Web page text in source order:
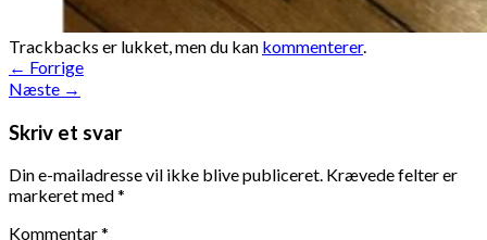
Trackbacks er lukket, men du kan kommenterer.
← Forrige
Næste →
Skriv et svar
Din e-mailadresse vil ikke blive publiceret. Krævede felter er
markeret med*
Kommentar*